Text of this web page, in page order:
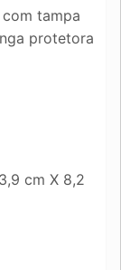
tampa
protetora
cm X 8,2